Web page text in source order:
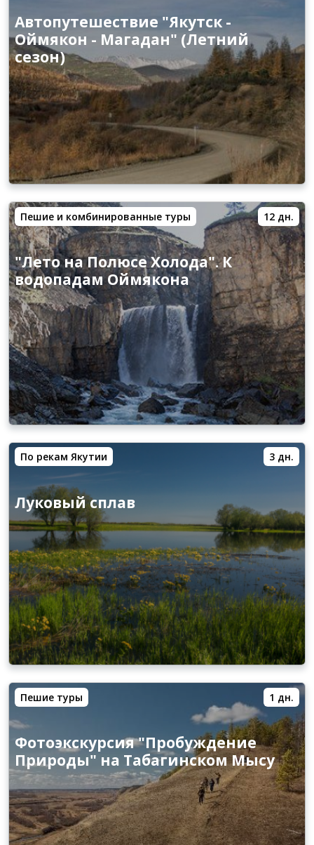
Автопутешествие "Якутск -
Оймякон - Магадан" (Летний
сезон)
Пешие и комбинированные туры 12 дн.
"Лето на Полюсе Холода". К
водопадам Оймякона
По рекам Якутии 3 дн.
Луковый сплав
Пешие туры 1 дн.
Фотоэкскурсия "Пробуждение
Природы" на Табагинском Мысу